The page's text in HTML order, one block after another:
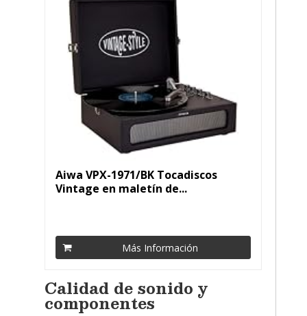
Aiwa VPX-1971/BK Tocadiscos
Vintage en maletín de...
Más Información
Calidad de sonido y
componentes